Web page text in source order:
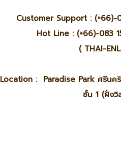
Customer Support : (+66)-
Hot Line : (+66)-083
( THAI-
Location : Paradise Park ศรีนค
ชั้น 1 (ฝั่งวิ